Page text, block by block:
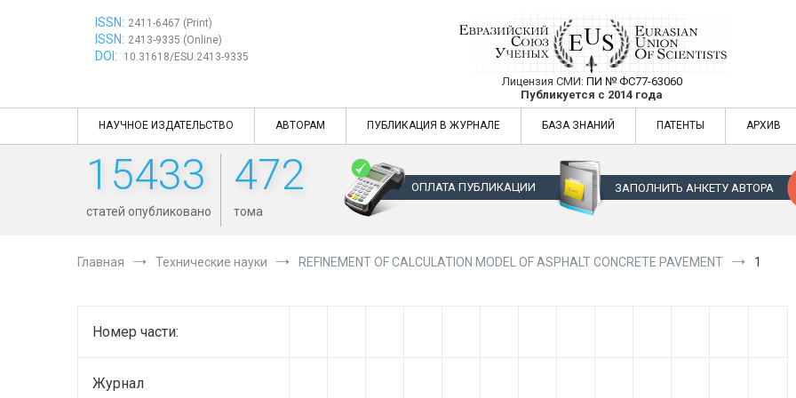
ISSN: 2411-6467 (Print)
ISSN: 2413-9335 (Online)
DOI: 10.31618/ESU.2413-9335
Евразийский Союз Ученых —
Лицензия СМИ: ПИ № ФС77-63060
Публикуется с 2014 года
Евразийский Союз Ученых — публикация научных статей в
НАУЧНОЕ ИЗДАТЕЛЬСТВО АВТОРАМ ПУБЛИКАЦИЯ В ЖУРНАЛЕ БАЗА ЗНАНИЙ ПАТЕНТЫ АРХИВ
15433
статей опубликовано
472
тома
ОПЛАТА ПУБЛИКАЦИИ ЗАПОЛНИТЬ АНКЕТУ АВТОРА
Главная Технические науки REFINEMENT OF CALCULATION MODEL OF ASPHALT CONCRETE PAVEMENT 1
Номер части:
Журнал